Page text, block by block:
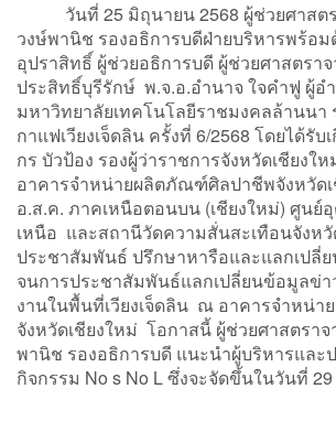
วันที่ 25 มิถุนายน 2568 ผู้ช่วยศาสต
วงษ์พานิช รองอธิการบดีฝ่ายบริหารพร้อ
อุปราสิทธิ์ ผู้ช่วยอธิการบดี ผู้ช่วยศาสตราจ
ประสิทธิ์บุรีรักษ์ พ.จ.อ.อำนาจ ใจคำฟู ผู้อ
มหาวิทยาลัยเทคโนโลยีราชมงคลล้านนา
กาแฟเวียงเจ็ดลิน ครั้งที่ 6/2568 โดยได้รับ
กร บัวป้อง รองผู้ว่าราชการจังหวัดเชียงใ
อาคารจำหน่ายผลิตภัณฑ์ศิลปาชีพจังหวัด
อ.ส.ค. ภาคเหนือตอนบน (เชียงใหม่) ศูนย์
เหนือ และสถานีวัดความสั่นสะเทือนจังหวั
ประชาสัมพันธ์ ปรึกษาหารือและแลกเปลี่
จนการประชาสัมพันธ์แลกเปลี่ยนข้อมูลข่า
งานในพื้นที่เวียงเจ็ดลิน ณ อาคารจำหน่
จังหวัดเชียงใหม่ โอกาสนี้ ผู้ช่วยศาสตราจ
พานิช รองอธิการบดี แนะนำผู้บริหารและ
กิจกรรม No s No L ซึ่งจะจัดขึ้นในวันที่